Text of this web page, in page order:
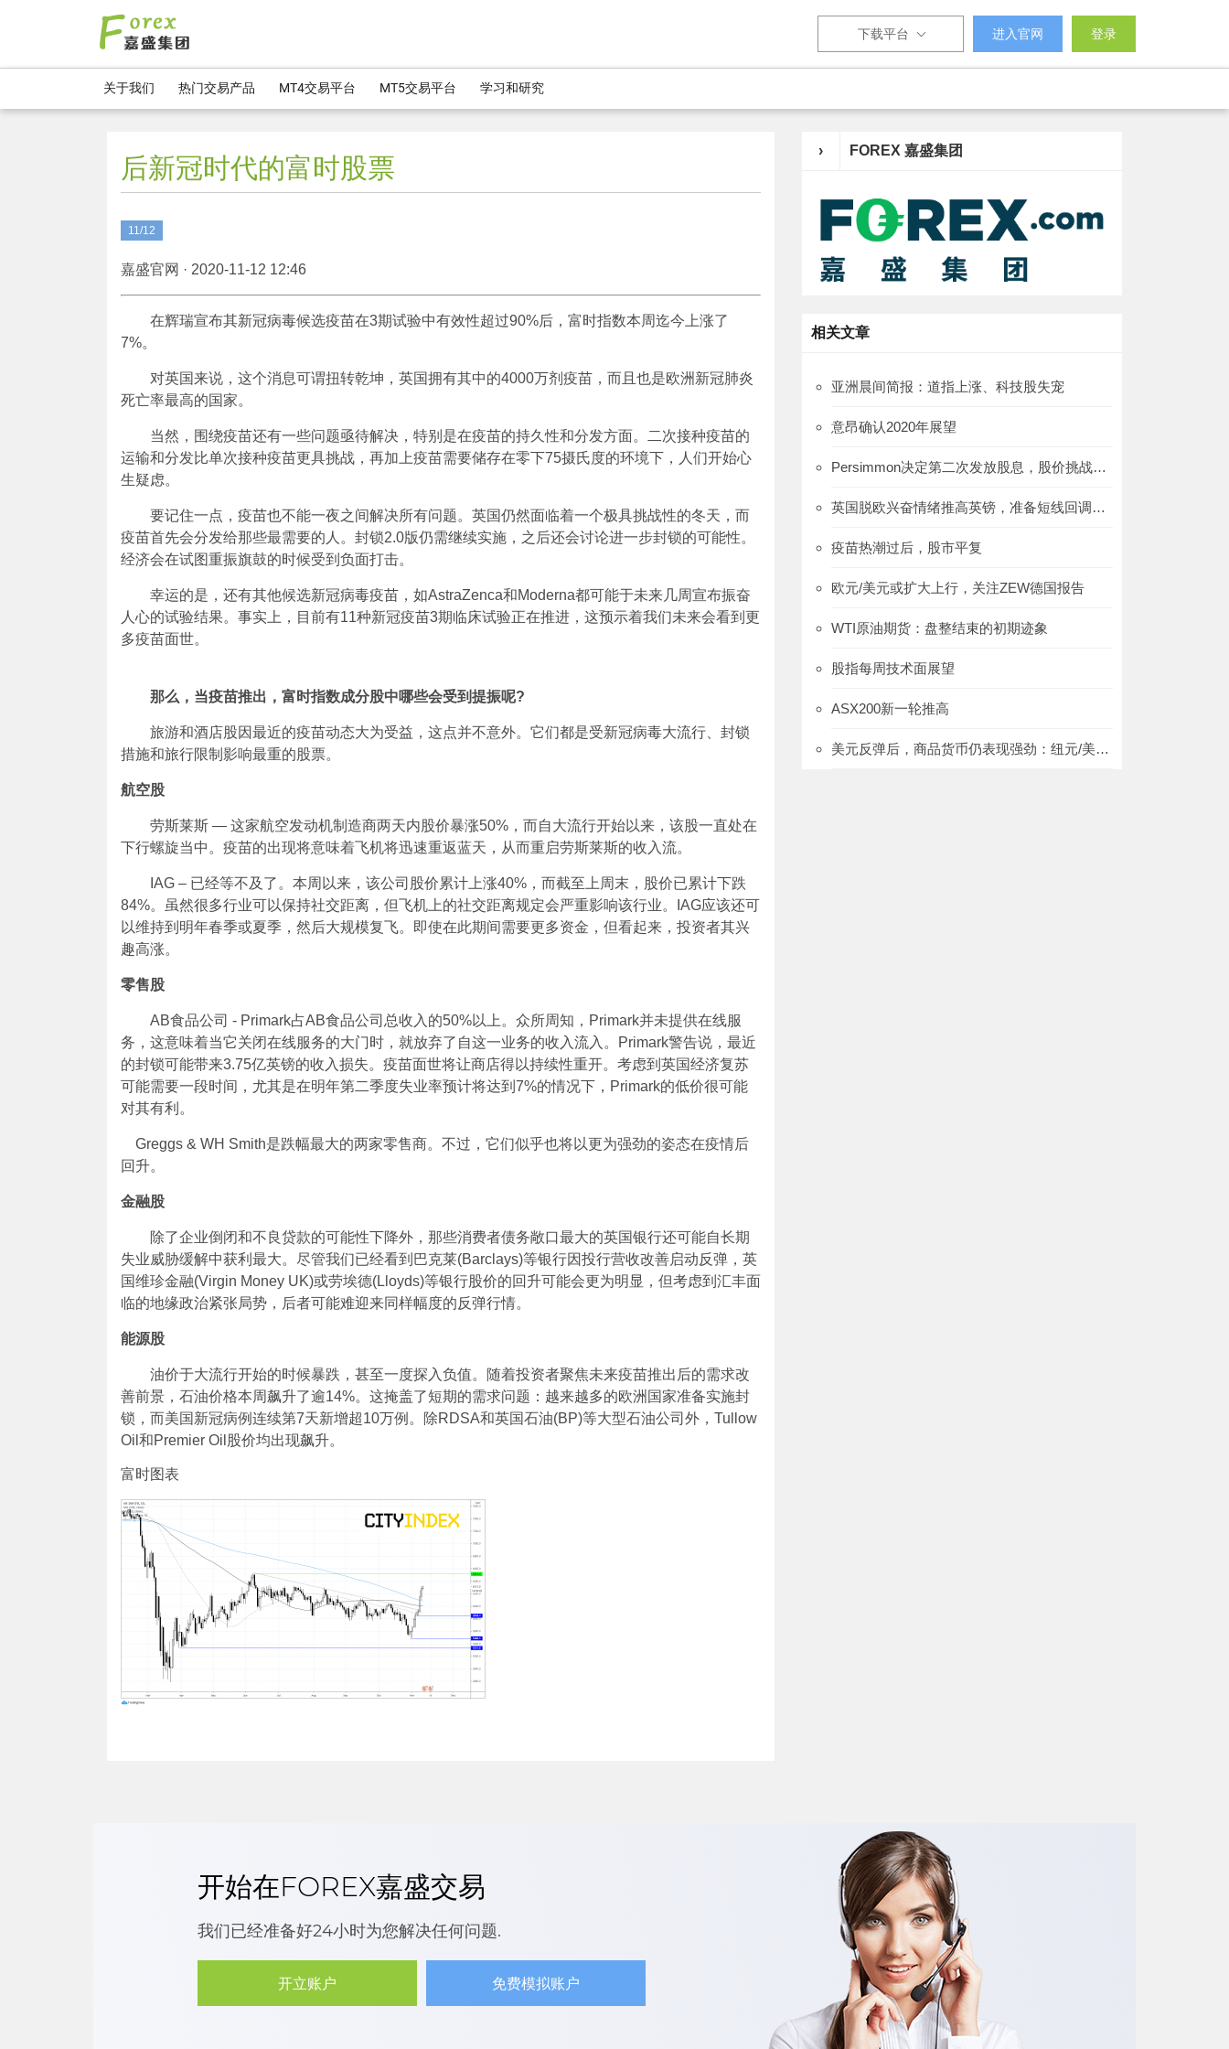
下载平台 进入官网 登录
关于我们 热门交易产品 MT4交易平台 MT5交易平台 学习和研究
后新冠时代的富时股票
11/12
嘉盛官网 · 2020-11-12 12:46
在辉瑞宣布其新冠病毒候选疫苗在3期试验中有效性超过90%后，富时指数本周迄今上涨了
7%。
对英国来说，这个消息可谓扭转乾坤，英国拥有其中的4000万剂疫苗，而且也是欧洲新冠肺炎
死亡率最高的国家。
当然，围绕疫苗还有一些问题亟待解决，特别是在疫苗的持久性和分发方面。二次接种疫苗的
运输和分发比单次接种疫苗更具挑战，再加上疫苗需要储存在零下75摄氏度的环境下，人们开始心
生疑虑。
要记住一点，疫苗也不能一夜之间解决所有问题。英国仍然面临着一个极具挑战性的冬天，而
疫苗首先会分发给那些最需要的人。封锁2.0版仍需继续实施，之后还会讨论进一步封锁的可能性。
经济会在试图重振旗鼓的时候受到负面打击。
幸运的是，还有其他候选新冠病毒疫苗，如AstraZenca和Moderna都可能于未来几周宣布振奋
人心的试验结果。事实上，目前有11种新冠疫苗3期临床试验正在推进，这预示着我们未来会看到更
多疫苗面世。
那么，当疫苗推出，富时指数成分股中哪些会受到提振呢?
旅游和酒店股因最近的疫苗动态大为受益，这点并不意外。它们都是受新冠病毒大流行、封锁
措施和旅行限制影响最重的股票。
航空股
劳斯莱斯 — 这家航空发动机制造商两天内股价暴涨50%，而自大流行开始以来，该股一直处在
下行螺旋当中。疫苗的出现将意味着飞机将迅速重返蓝天，从而重启劳斯莱斯的收入流。
IAG – 已经等不及了。本周以来，该公司股价累计上涨40%，而截至上周末，股价已累计下跌
84%。虽然很多行业可以保持社交距离，但飞机上的社交距离规定会严重影响该行业。IAG应该还可
以维持到明年春季或夏季，然后大规模复飞。即使在此期间需要更多资金，但看起来，投资者其兴
趣高涨。
零售股
AB食品公司 - Primark占AB食品公司总收入的50%以上。众所周知，Primark并未提供在线服
务，这意味着当它关闭在线服务的大门时，就放弃了自这一业务的收入流入。Primark警告说，最近
的封锁可能带来3.75亿英镑的收入损失。疫苗面世将让商店得以持续性重开。考虑到英国经济复苏
可能需要一段时间，尤其是在明年第二季度失业率预计将达到7%的情况下，Primark的低价很可能
对其有利。
Greggs & WH Smith是跌幅最大的两家零售商。不过，它们似乎也将以更为强劲的姿态在疫情后
回升。
金融股
除了企业倒闭和不良贷款的可能性下降外，那些消费者债务敞口最大的英国银行还可能自长期
失业威胁缓解中获利最大。尽管我们已经看到巴克莱(Barclays)等银行因投行营收改善启动反弹，英
国维珍金融(Virgin Money UK)或劳埃德(Lloyds)等银行股价的回升可能会更为明显，但考虑到汇丰面
临的地缘政治紧张局势，后者可能难迎来同样幅度的反弹行情。
能源股
油价于大流行开始的时候暴跌，甚至一度探入负值。随着投资者聚焦未来疫苗推出后的需求改
善前景，石油价格本周飙升了逾14%。这掩盖了短期的需求问题：越来越多的欧洲国家准备实施封
锁，而美国新冠病例连续第7天新增超10万例。除RDSA和英国石油(BP)等大型石油公司外，Tullow
Oil和Premier Oil股价均出现飙升。
富时图表
› FOREX 嘉盛集团
相关文章
亚洲晨间简报：道指上涨、科技股失宠
意昂确认2020年展望
Persimmon决定第二次发放股息，股价挑战2850
英国脱欧兴奋情绪推高英镑，准备短线回调了吗?:英镑/美元、欧元/英镑
疫苗热潮过后，股市平复
欧元/美元或扩大上行，关注ZEW德国报告
WTI原油期货：盘整结束的初期迹象
股指每周技术面展望
ASX200新一轮推高
美元反弹后，商品货币仍表现强劲：纽元/美元、澳元/美元和美元/加元
开始在FOREX嘉盛交易
我们已经准备好24小时为您解决任何问题.
开立账户 免费模拟账户